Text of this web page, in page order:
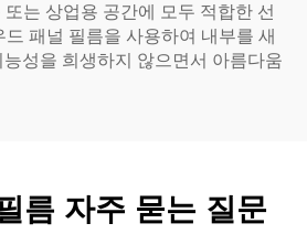
는 상업용 공간에 모두 적합한 선
패널 필름을 사용하여 내부를 새
성을 희생하지 않으면서 아름다움
름 자주 묻는 질문